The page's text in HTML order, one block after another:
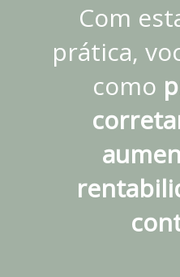
Com
prática,
como